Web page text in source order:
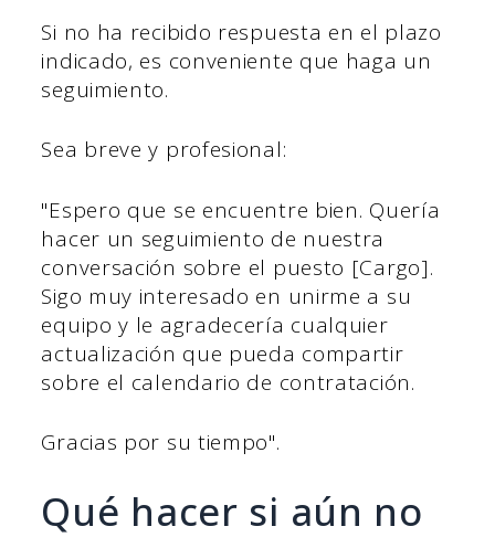
Si no ha recibido respuesta en el plazo
indicado, es conveniente que haga un
seguimiento.
Sea breve y profesional:
"Espero que se encuentre bien. Quería
hacer un seguimiento de nuestra
conversación sobre el puesto [Cargo].
Sigo muy interesado en unirme a su
equipo y le agradecería cualquier
actualización que pueda compartir
sobre el calendario de contratación.
Gracias por su tiempo".
Qué hacer si aún no